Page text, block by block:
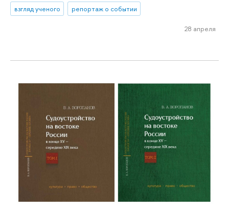
взгляд ученого
репортаж о событии
28 апреля